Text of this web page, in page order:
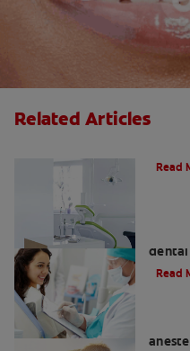
Related Articles
Read
dental
Read